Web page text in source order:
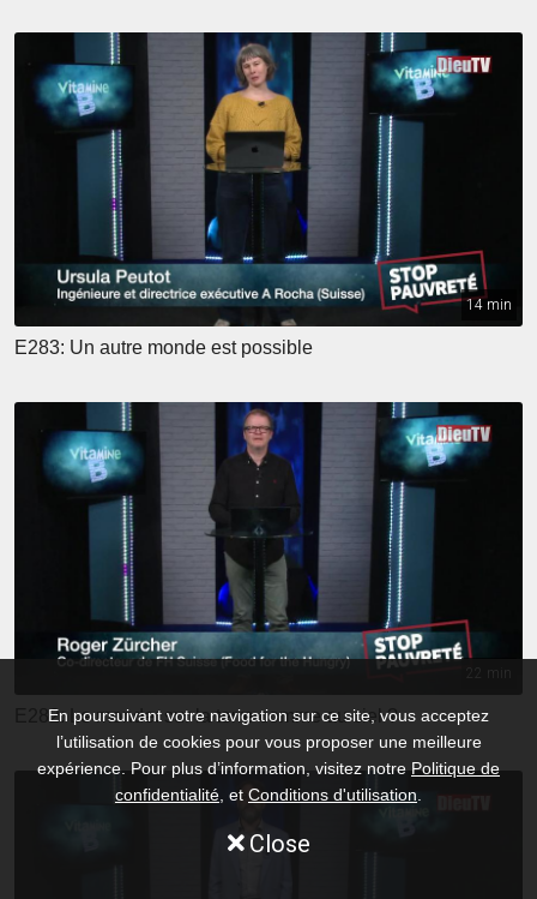
14 min
E283: Un autre monde est possible
22 min
E282: Le monde: sur la terre comme au ciel ?
En poursuivant votre navigation sur ce site, vous acceptez
l’utilisation de cookies pour vous proposer une meilleure
expérience. Pour plus d’information, visitez notrePolitique de
confidentialité , et Conditions d'utilisation